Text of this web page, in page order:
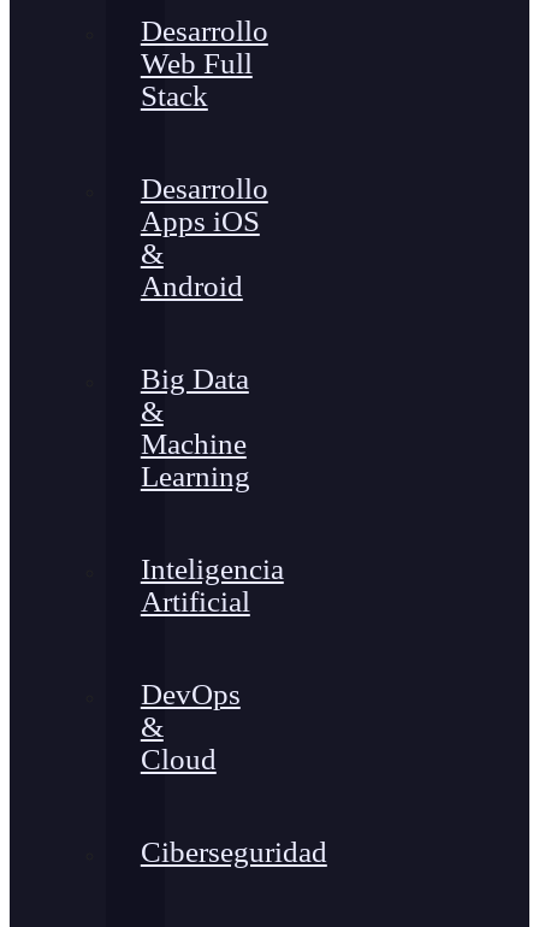
Desarrollo
Web Full
Stack
Desarrollo
Apps iOS
&
Android
Big Data
&
Machine
Learning
Inteligencia
Artificial
DevOps
&
Cloud
Ciberseguridad